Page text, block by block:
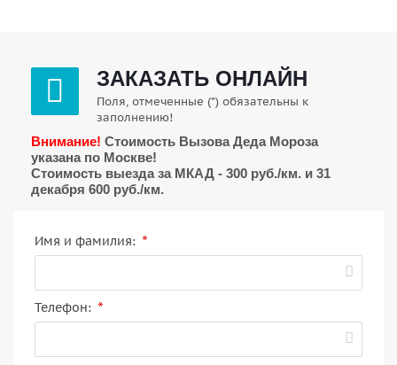
ЗАКАЗАТЬ ОНЛАЙН
Поля, отмеченные (*) обязательны к
заполнению!
Внимание! Стоимость Вызова Деда Мороза
указана по Москве!
Стоимость выезда за МКАД - 300 руб./км. и 31
декабря 600 руб./км.
Имя и фамилия: *
Телефон: *